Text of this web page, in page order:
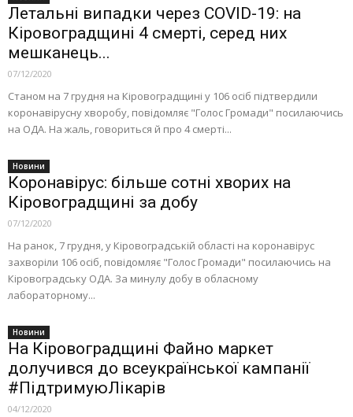
Летальні випадки через COVID-19: на
Кіровоградщині 4 смерті, серед них
мешканець...
07/12/2020
Станом на 7 грудня на Кіровоградщині у 106 осіб підтвердили
коронавірусну хворобу, повідомляє "Голос Громади" посилаючись
на ОДА. На жаль, говориться й про 4 смерті...
Новини
Коронавірус: більше сотні хворих на
Кіровоградщині за добу
07/12/2020
На ранок, 7 грудня, у Кіровоградській області на коронавірус
захворіли 106 осіб, повідомляє "Голос Громади" посилаючись на
Кіровоградську ОДА. За минулу добу в обласному
лабораторному...
Новини
На Кіровоградщині Файно маркет
долучився до всеукраїнської кампанії
#ПідтримуюЛікарів
04/12/2020